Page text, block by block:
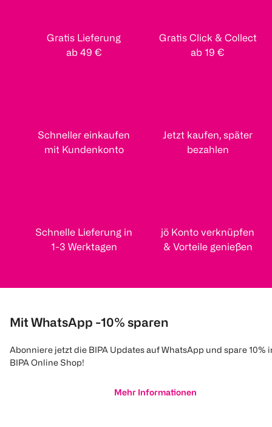
Gratis Lieferung
ab 49 €
Gratis Click & Collect
ab 19 €
Schneller einkaufen
mit Kundenkonto
Jetzt kaufen, später
bezahlen
Schnelle Lieferung in
1-3 Werktagen
jö Konto verknüpfen
& Vorteile genießen
Mit WhatsApp -10% sparen
Abonniere jetzt die BIPA Updates auf WhatsApp und spare 10%
BIPA Online Shop!
Mehr Informationen